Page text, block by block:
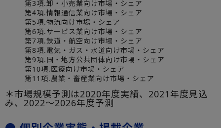
第3項.卸・小売業向け市場・シェア
第4項.情報通信業向け市場・シェア
第5項.物流向け市場・シェア
第6項.サービス業向け市場・シェア
第7項.鉄道・航空向け市場・シェア
第8項.電気・ガス・水道向け市場・シェア
第9項.国・地方公共団体向け市場・シェア
第10項.医療向け市場・シェア
第11項.農業・畜産業向け市場・シェア
＊市場規模予測は2020年度実績、2021年度見込
み、2022～2026年度予測